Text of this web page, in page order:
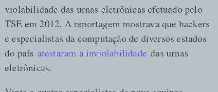
violabilidade das urnas eletrônicas efetuado pelo
TSE em 2012. A reportagem mostrava que hackers
e especialistas da computação de diversos estados
do país atestaram a inviolabilidade das urnas
eletrônicas.